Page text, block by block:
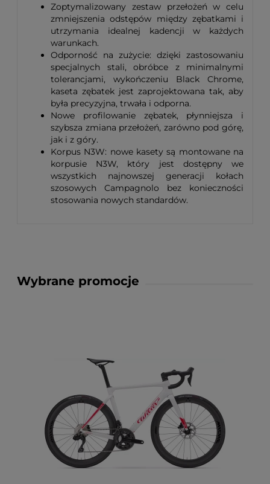
Zoptymalizowany zestaw przełożeń w celu
zmniejszenia odstępów między zębatkami i
utrzymania idealnej kadencji w każdych
warunkach.
Odporność na zużycie: dzięki zastosowaniu
specjalnych stali, obróbce z minimalnymi
tolerancjami, wykończeniu Black Chrome,
kaseta zębatek jest zaprojektowana tak, aby
była precyzyjna, trwała i odporna.
Nowe profilowanie zębatek, płynniejsza i
szybsza zmiana przełożeń, zarówno pod górę,
jak i z góry.
Korpus N3W: nowe kasety są montowane na
korpusie N3W, który jest dostępny we
wszystkich najnowszej generacji kołach
szosowych Campagnolo bez konieczności
stosowania nowych standardów.
Wybrane promocje